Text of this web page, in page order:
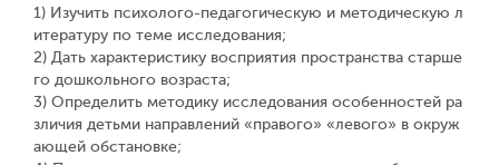
1) Изучить психолого-педагогическую и методическую л
итературу по теме исследования;
2) Дать характеристику восприятия пространства старше
го дошкольного возраста;
3) Определить методику исследования особенностей ра
зличия детьми направлений «правого» «левого» в окруж
ающей обстановке;